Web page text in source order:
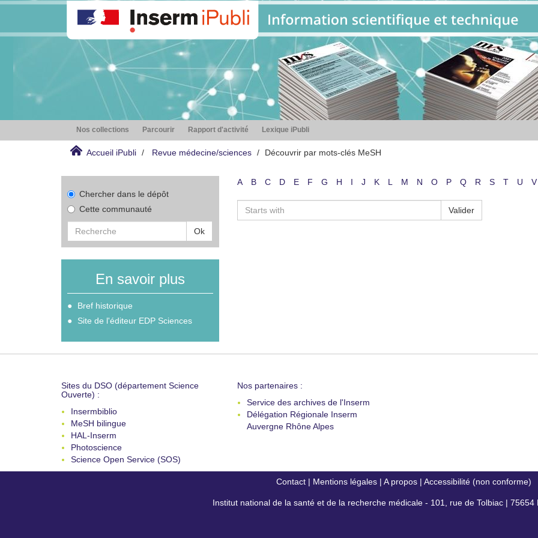
Nos collections Parcourir Rapport d'activité Lexique iPubli
Accueil iPubli Revue médecine/sciences Découvrir par mots-clés MeSH
Chercher dans le dépôt
Cette communauté
Ok
En savoir plus
Bref historique
Site de l'éditeur EDP Sciences
A B C D E F G H I J K L M N O P Q R S T U V
Valider
Sites du DSO (département Science
Ouverte) :
Insermbiblio
MeSH bilingue
HAL-Inserm
Photoscience
Science Open Service (SOS)
Nos partenaires :
Service des archives de l'Inserm
Délégation Régionale Inserm
Auvergne Rhône Alpes
Contact| Mentions légales| A propos| Accessibilité (non conforme)
Institut national de la santé et de la recherche médicale - 101, rue de Tolbiac | 75654